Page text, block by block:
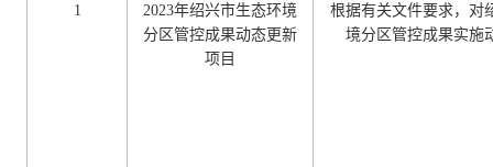
1
2023年绍兴市生态环境
分区管控成果动态更新
项目
根据有关文件要求，对
境分区管控成果实施